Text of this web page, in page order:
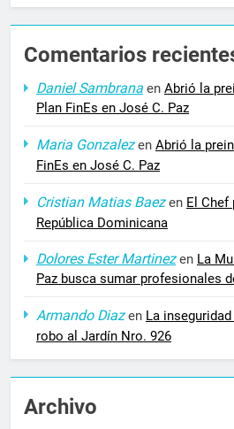
Comentarios
Daniel Sambrana en Abrió la
Plan FinEs en José C. Paz
Maria Gonzalezen Abrió la
FinEs en José C. Paz
Cristian Matias Baezen El Chef
República Dominicana
Dolores Ester Martinezen La
Paz busca sumar profesionales
Armando Diazen La
robo al Jardín Nro. 926
Archivo